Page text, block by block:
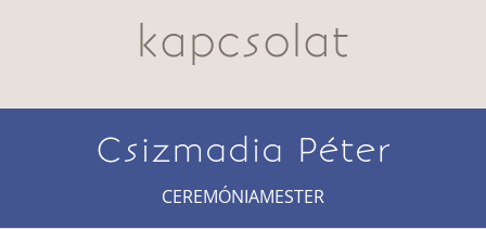
kapcsolat
Csizmadia Péter
CEREMÓNIAMESTER